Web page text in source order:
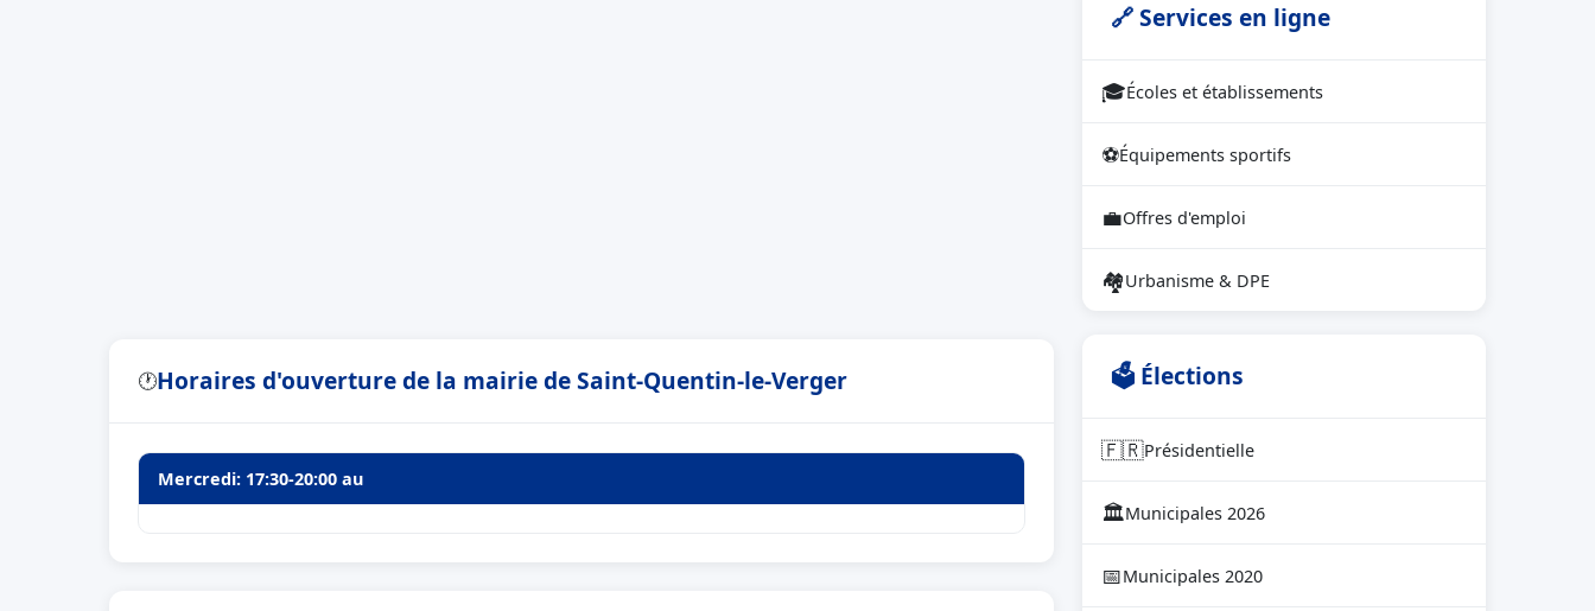
🕐Horaires d'ouverture de la mairie de Saint-Quentin-le-Verger
Mercredi: 17:30-20:00 au
🔗 Services en ligne
🎓Écoles et établissements
⚽Équipements sportifs
💼Offres d'emploi
🏘Urbanisme & DPE
🗳 Élections
🇫🇷Présidentielle
🏛Municipales 2026
📅Municipales 2020